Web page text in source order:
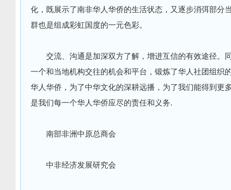
化，既展示了南非华人华侨的生活状态，又逐步消弭部分
群也是组成彩虹国度的一元色彩。
交流、沟通是加深双方了解，增进互信的有效途径。
一个和当地机构交往的机会和平台，锻炼了华人社团组织
华人华侨，为了中华文化的深耕远播，为了我们能得到更
是我们每一个华人华侨应尽的责任和义务.
南部非洲中原总商会
中非经济发展研究会